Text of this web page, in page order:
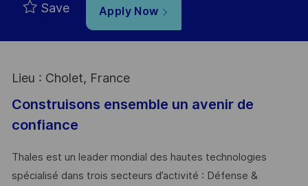
Save Apply Now
Lieu : Cholet, France
Construisons ensemble un avenir de
confiance
Thales est un leader mondial des hautes technologies
spécialisé dans trois secteurs d’activité : Défense &